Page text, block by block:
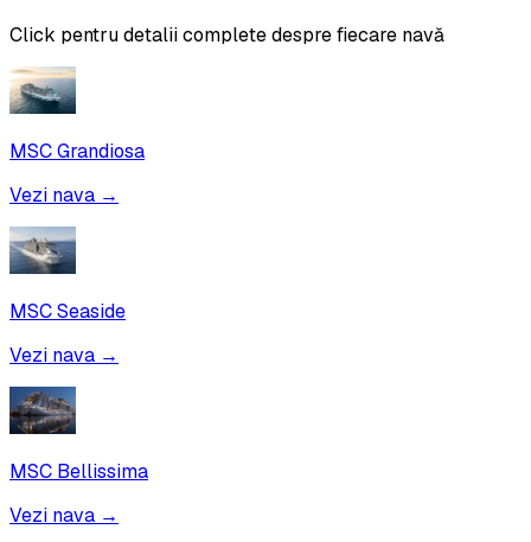
Click pentru detalii complete despre fiecare navă
MSC Grandiosa
Vezi nava →
MSC Seaside
Vezi nava →
MSC Bellissima
Vezi nava →